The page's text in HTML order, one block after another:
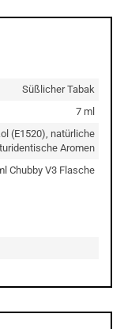
Süßlicher Tabak
7 ml
(E1520), natürliche
Aromen
Chubby V3 Flasche